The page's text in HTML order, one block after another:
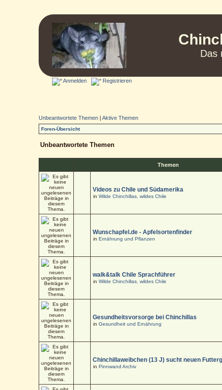
Das
Anmelden Registrieren
Unbeantwortete Themen |Aktive Themen
Foren-Übersicht
Unbeantwortete Themen
Themen
Videos zu Chile und Südamerika
inWilde Chinchillas, wildes Chile
Wunschapfel.de - Apfelsortenfinder
inErnährung und Pflanzen
walk&talk Chile Sprachführer
inWilde Chinchillas, wildes Chile
Gesundheitsvorsorge bei Chinchillas
inGesundheit und Ernährung
Chinchillaweibchen (13 J) sucht neuen
inPinnwand Archiv